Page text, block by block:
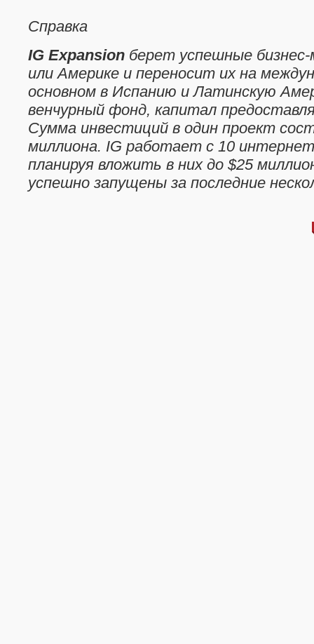
Справка
IG Expansion берет успешные
или Америке и переносит их на
основном в Испанию и Латинскую
венчурный фонд, капитал
Сумма инвестиций в один проект
миллиона. IG работает с 10
планируя вложить в них до $25
успешно запущены за последние